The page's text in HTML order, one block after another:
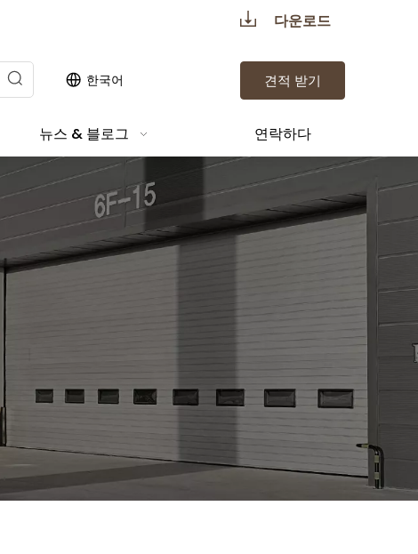
다운로드
한국어 견적 받기
뉴스 & 블로그 연락하다